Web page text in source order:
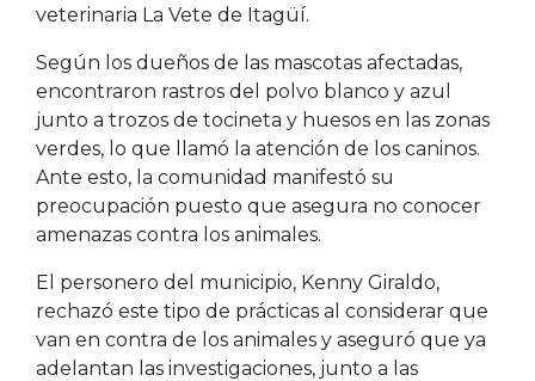
veterinaria La Vete de Itagüí.
Según los dueños de las mascotas afectadas,
encontraron rastros del polvo blanco y azul
junto a trozos de tocineta y huesos en las zonas
verdes, lo que llamó la atención de los caninos.
Ante esto, la comunidad manifestó su
preocupación puesto que asegura no conocer
amenazas contra los animales.
El personero del municipio, Kenny Giraldo,
rechazó este tipo de prácticas al considerar que
van en contra de los animales y aseguró que ya
adelantan las investigaciones, junto a las